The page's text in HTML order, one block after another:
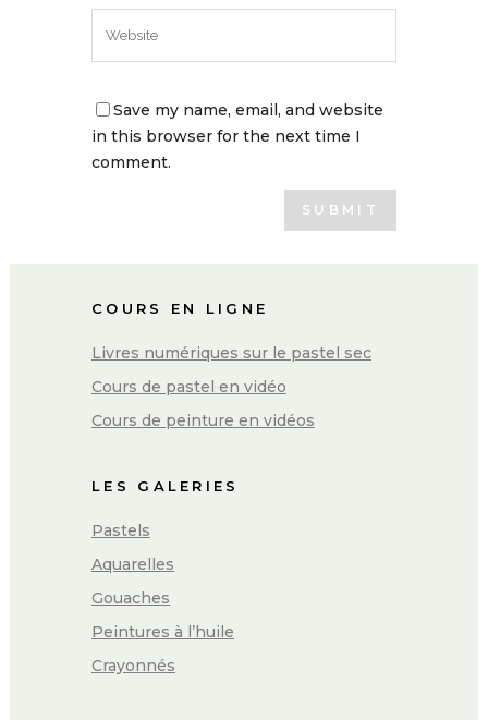
Save my name, email, and website
in this browser for the next time I
comment.
COURS EN LIGNE
Livres numériques sur le pastel sec
Cours de pastel en vidéo
Cours de peinture en vidéos
LES GALERIES
Pastels
Aquarelles
Gouaches
Peintures à l’huile
Crayonnés